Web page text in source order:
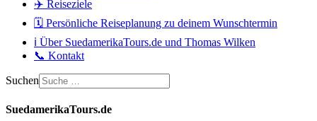
✈️ Reiseziele
🗓️ Persönliche Reiseplanung zu deinem Wunschtermin
ℹ️ Über SuedamerikaTours.de und Thomas Wilken
📞 Kontakt
Suchen
SuedamerikaTours.de